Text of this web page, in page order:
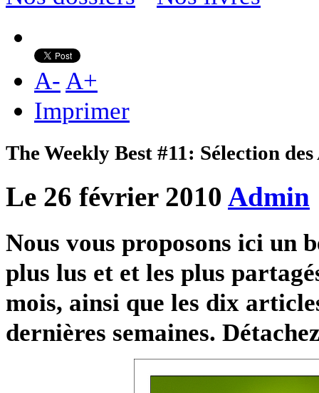
A- A+
Imprimer
The Weekly Best #11: Sélection
Le 26 février 2010 Admin
Nous vous proposons ici un
plus lus et et les plus
mois, ainsi que les dix
dernières semaines.